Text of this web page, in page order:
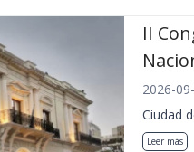
II
2026-
Ciudad
Leer más